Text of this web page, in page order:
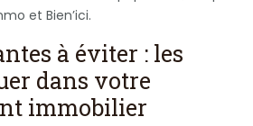
et Bien’ici.
à éviter : les
dans votre
immobilier